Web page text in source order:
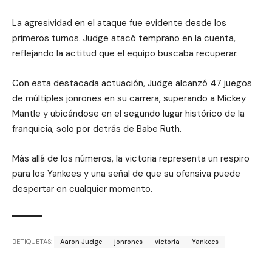
La agresividad en el ataque fue evidente desde los
primeros turnos. Judge atacó temprano en la cuenta,
reflejando la actitud que el equipo buscaba recuperar.
Con esta destacada actuación, Judge alcanzó 47 juegos
de múltiples jonrones en su carrera, superando a Mickey
Mantle y ubicándose en el segundo lugar histórico de la
franquicia, solo por detrás de Babe Ruth.
Más allá de los números, la victoria representa un respiro
para los Yankees y una señal de que su ofensiva puede
despertar en cualquier momento.
ETIQUETAS: Aaron Judge jonrones victoria Yankees